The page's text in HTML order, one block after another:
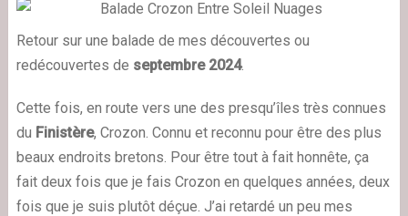
Retour sur une balade de mes découvertes ou
redécouvertes de septembre 2024.
Cette fois, en route vers une des presqu’îles très connues
du Finistère, Crozon. Connu et reconnu pour être des plus
beaux endroits bretons. Pour être tout à fait honnête, ça
fait deux fois que je fais Crozon en quelques années, deux
fois que je suis plutôt déçue. J’ai retardé un peu mes